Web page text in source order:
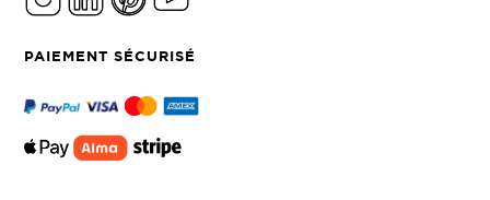
PAIEMENT SÉCURISÉ